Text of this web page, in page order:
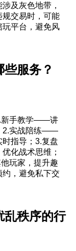
及灰色地带，
规交易时，可能
平台，避免风
服务？
新手教学——讲
2.实战陪练——
指导；3.复盘
化战术思维；
玩家，提升趣
，避免私下交
乱秩序的行